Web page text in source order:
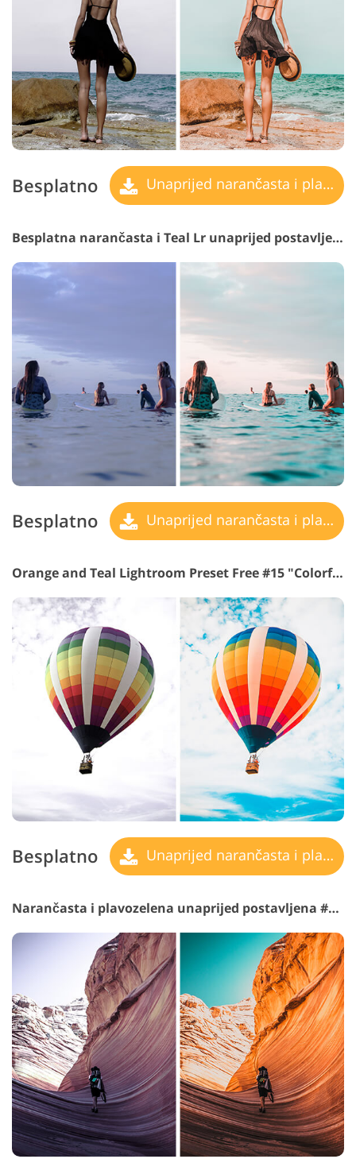
Besplatno Unaprijed narančasta i plavozelena
Besplatna narančasta i Teal Lr unaprijed postavljena #14 "Pure"
Besplatno Unaprijed narančasta i plavozelena
Orange and Teal Lightroom Preset Free #15 "Colorful"
Besplatno Unaprijed narančasta i plavozelena
Narančasta i plavozelena unaprijed postavljena #16 "Exotic"